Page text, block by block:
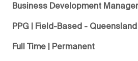
Business Development Manager
PPG | Field-Based -
Full Time | Permanent